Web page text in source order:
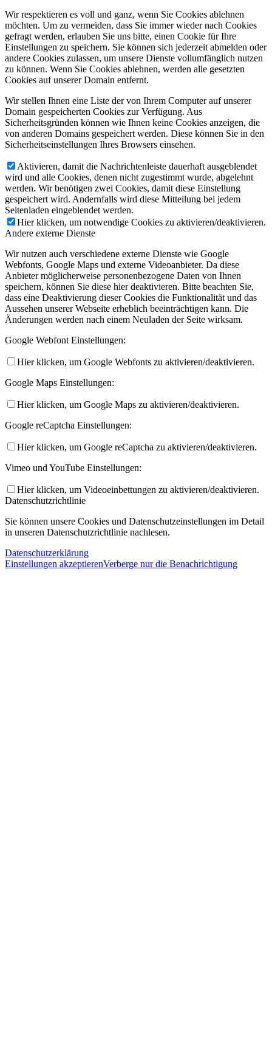
Wir respektieren es voll und ganz, wenn Sie Cookies ablehnen
möchten. Um zu vermeiden, dass Sie immer wieder nach Cookies
gefragt werden, erlauben Sie uns bitte, einen Cookie für Ihre
Einstellungen zu speichern. Sie können sich jederzeit abmelden oder
andere Cookies zulassen, um unsere Dienste vollumfänglich nutzen
zu können. Wenn Sie Cookies ablehnen, werden alle gesetzten
Cookies auf unserer Domain entfernt.
Wir stellen Ihnen eine Liste der von Ihrem Computer auf unserer
Domain gespeicherten Cookies zur Verfügung. Aus
Sicherheitsgründen können wie Ihnen keine Cookies anzeigen, die
von anderen Domains gespeichert werden. Diese können Sie in den
Sicherheitseinstellungen Ihres Browsers einsehen.
Aktivieren, damit die Nachrichtenleiste dauerhaft ausgeblendet
wird und alle Cookies, denen nicht zugestimmt wurde, abgelehnt
werden. Wir benötigen zwei Cookies, damit diese Einstellung
gespeichert wird. Andernfalls wird diese Mitteilung bei jedem
Seitenladen eingeblendet werden.
Hier klicken, um notwendige Cookies zu aktivieren/deaktivieren.
Andere externe Dienste
Wir nutzen auch verschiedene externe Dienste wie Google
Webfonts, Google Maps und externe Videoanbieter. Da diese
Anbieter möglicherweise personenbezogene Daten von Ihnen
speichern, können Sie diese hier deaktivieren. Bitte beachten Sie,
dass eine Deaktivierung dieser Cookies die Funktionalität und das
Aussehen unserer Webseite erheblich beeinträchtigen kann. Die
Änderungen werden nach einem Neuladen der Seite wirksam.
Google Webfont Einstellungen:
Hier klicken, um Google Webfonts zu aktivieren/deaktivieren.
Google Maps Einstellungen:
Hier klicken, um Google Maps zu aktivieren/deaktivieren.
Google reCaptcha Einstellungen:
Hier klicken, um Google reCaptcha zu aktivieren/deaktivieren.
Vimeo und YouTube Einstellungen:
Hier klicken, um Videoeinbettungen zu aktivieren/deaktivieren.
Datenschutzrichtlinie
Sie können unsere Cookies und Datenschutzeinstellungen im Detail
in unseren Datenschutzrichtlinie nachlesen.
Datenschutzerklärung
Einstellungen akzeptierenVerberge nur die Benachrichtigung